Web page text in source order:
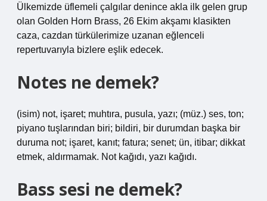
Ülkemizde üflemeli çalgılar denince akla ilk gelen grup
olan Golden Horn Brass, 26 Ekim akşamı klasikten
caza, cazdan türkülerimize uzanan eğlenceli
repertuvarıyla bizlere eşlik edecek.
Notes ne demek?
(isim) not, işaret; muhtıra, pusula, yazı; (müz.) ses, ton;
piyano tuşlarından biri; bildiri, bir durumdan başka bir
duruma not; işaret, kanıt; fatura; senet; ün, itibar; dikkat
etmek, aldırmamak. Not kağıdı, yazı kağıdı.
Bass sesi ne demek?